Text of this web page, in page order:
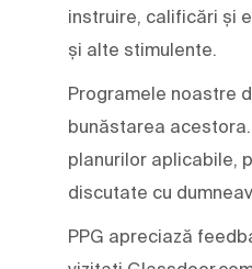
instruire, calificări și
și alte stimulente.
Programele noastre
bunăstarea
planurilor aplicabile,
discutate cu
PPG apreciază